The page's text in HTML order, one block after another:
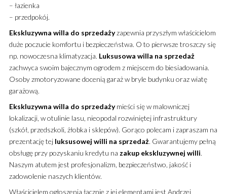
– łazienka
– przedpokój.
Ekskluzywna willa do sprzedażyzapewnia przyszłym właścicielom
duże poczucie komfortu i bezpieczeństwa. O to pierwsze troszczy się
np. nowoczesna klimatyzacja. Luksusowa willa na sprzedaż
zachwyca swoim bajecznym ogrodem z miejscem do biesiadowania.
Osoby zmotoryzowane docenią garaż w bryle budynku oraz wiatę
garażową.
Ekskluzywna willa do sprzedażymieści się w malowniczej
lokalizacji, w otulinie lasu, nieopodal rozwiniętej infrastruktury
(szkół, przedszkoli, żłobka i sklepów). Gorąco polecam i zapraszam na
prezentację tej luksusowej willi na sprzedaż. Gwarantujemy pełną
obsługę przy pozyskaniu kredytu na zakup ekskluzywnej willi.
Naszym atutem jest profesjonalizm, bezpieczeństwo, jakość i
zadowolenie naszych klientów.
Właścicielem ogłoszenia łącznie z jej elementami jest Andrzej